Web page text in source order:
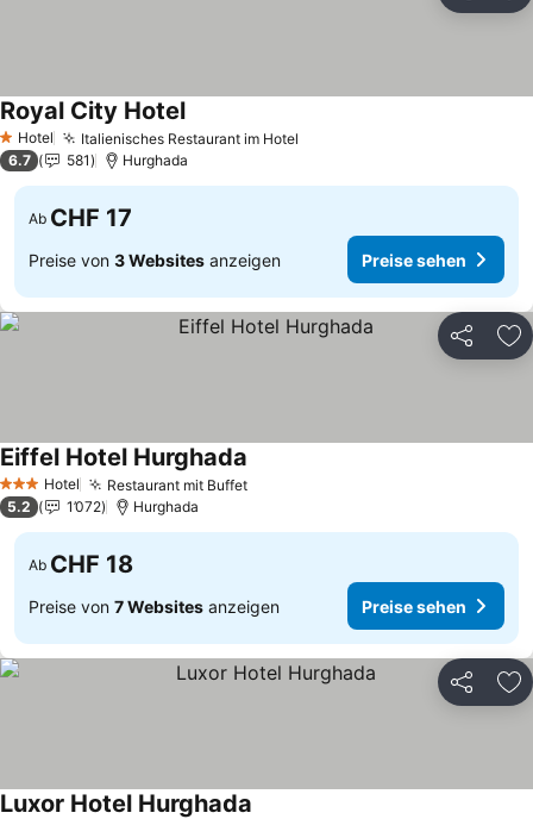
1 Sterne
Hotel Italienisches Restaurant im Hotel
Royal City Hotel
6.7 581 Hurghada
Ab CHF 17
Preise von 3 Websites anzeigen Preise sehen
Teilen
3 SterneHotel Restaurant mit Buffet
Eiffel Hotel Hurghada
5.2 1’072 Hurghada
Ab CHF 18
Preise von 7 Websites anzeigen Preise sehen
Teilen
Luxor Hotel Hurghada